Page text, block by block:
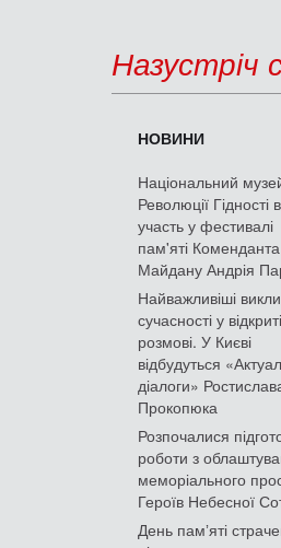
Назустріч
НОВИНИ
Національний
Революції Гідності
участь у фестивалі
пам'яті Коменданта
Майдану Андрія
Найважливіші
сучасності у
розмові. У Києві
відбудуться
діалоги»
Прокопюка
Розпочалися
роботи з
меморіального
Героїв Небесної
День памʼяті